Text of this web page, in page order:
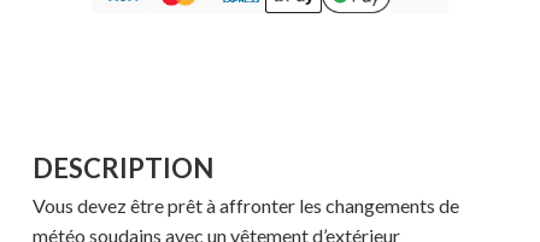
DESCRIPTION
Vous devez être prêt à affronter les changements de
météo soudains avec un vêtement d’extérieur